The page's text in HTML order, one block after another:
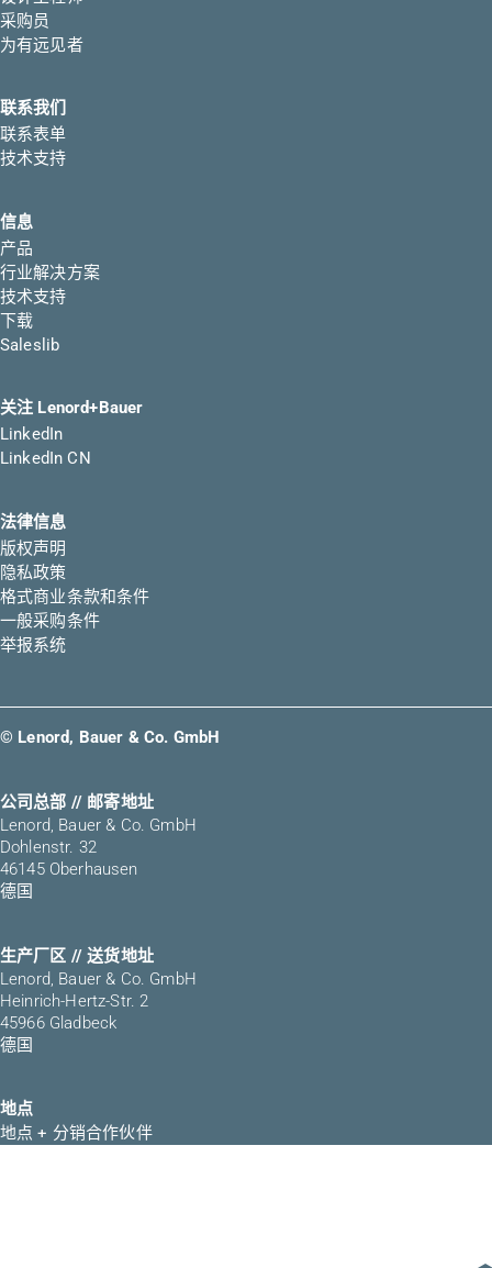
采购员
为有远见者
联系我们
联系表单
技术支持
信息
产品
行业解决方案
技术支持
下载
Saleslib
关注 Lenord+Bauer
LinkedIn
LinkedIn CN
法律信息
版权声明
隐私政策
格式商业条款和条件
一般采购条件
举报系统
© Lenord, Bauer & Co. GmbH
公司总部 // 邮寄地址
Lenord, Bauer & Co. GmbH
Dohlenstr. 32
46145 Oberhausen
德国
生产厂区 // 送货地址
Lenord, Bauer & Co. GmbH
Heinrich-Hertz-Str. 2
45966 Gladbeck
德国
地点
地点 + 分销合作伙伴